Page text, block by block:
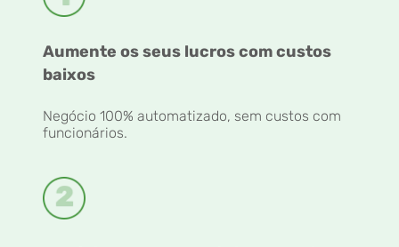
Aumente os seus lucros com custos
baixos
Negócio 100% automatizado, sem custos com
funcionários.